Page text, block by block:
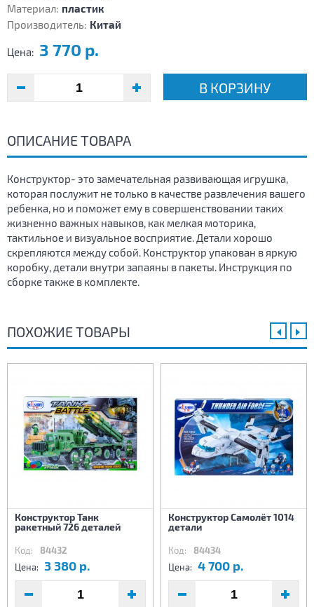
Материал: пластик
Производитель: Китай
Цена: 3 770 р.
В КОРЗИНУ
ОПИСАНИЕ ТОВАРА
Конструктор- это замечательная развивающая игрушка,
которая послужит не только в качестве развлечения вашего
ребенка, но и поможет ему в совершенствовании таких
жизненно важных навыков, как мелкая моторика,
тактильное и визуальное восприятие. Детали хорошо
скрепляются между собой. Конструктор упакован в яркую
коробку, детали внутри запаяны в пакеты. Инструкция по
сборке также в комплекте.
ПОХОЖИЕ ТОВАРЫ
Конструктор Танк
ракетный 726 деталей
Код: 84432
Цена: 3 380 р.
Конструктор Самолёт 1014
детали
Код: 84434
Цена: 4 700 р.